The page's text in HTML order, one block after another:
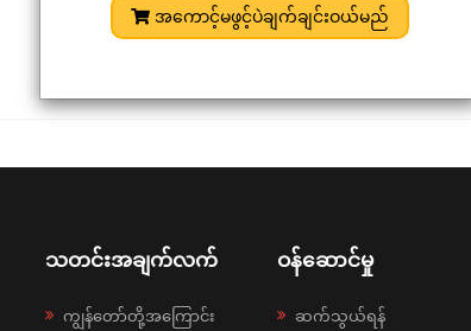
အကောင့်မဖွင့်ပဲချက်ချင်းဝယ်မည်
သတင်းအချက်လက်
ကျွန်တော်တို့အကြောင်း
ဝန်ဆောင်မှု
ဆက်သွယ်ရန်